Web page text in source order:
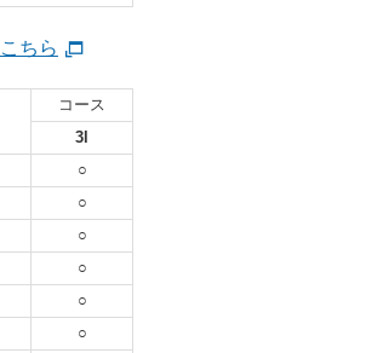
こちら
コース
3l
○
○
○
○
○
○